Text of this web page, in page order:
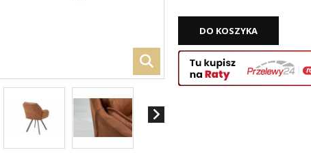
DO KOSZYKA